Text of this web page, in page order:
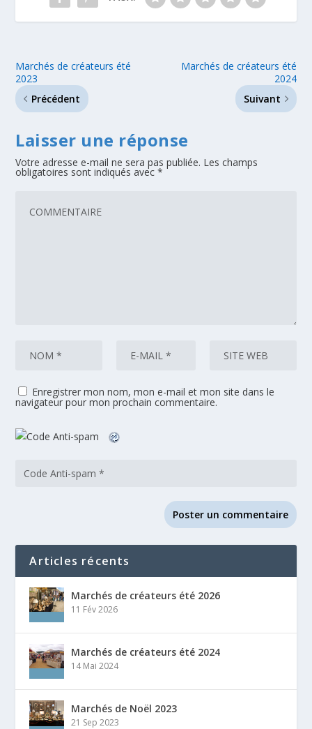
Marchés de créateurs été
2023
Précédent
Marchés de créateurs été
2024
Suivant
Laisser une réponse
Votre adresse e-mail ne sera pas publiée. Les champs
obligatoires sont indiqués avec*
Enregistrer mon nom, mon e-mail et mon site dans le
navigateur pour mon prochain commentaire.
Articles récents
Marchés de créateurs été 2026
11 Fév 2026
Marchés de créateurs été 2024
14 Mai 2024
Marchés de Noël 2023
21 Sep 2023